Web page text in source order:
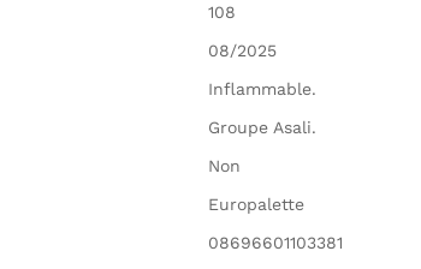
108
08/2025
Inflammable.
Groupe Asali.
Non
Europalette
08696601103381